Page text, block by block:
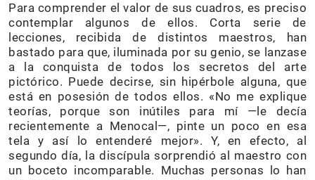
Para comprender el valor de sus cuadros, es preciso
contemplar algunos de ellos. Corta serie de
lecciones, recibida de distintos maestros, han
bastado para que, iluminada por su genio, se lanzase
a la conquista de todos los secretos del arte
pictórico. Puede decirse, sin hipérbole alguna, que
está en posesión de todos ellos. «No me explique
teorías, porque son inútiles para mí —le decía
recientemente a Menocal—, pinte un poco en esa
tela y así lo entenderé mejor». Y, en efecto, al
segundo día, la discípula sorprendió al maestro con
un boceto incomparable. Muchas personas lo han